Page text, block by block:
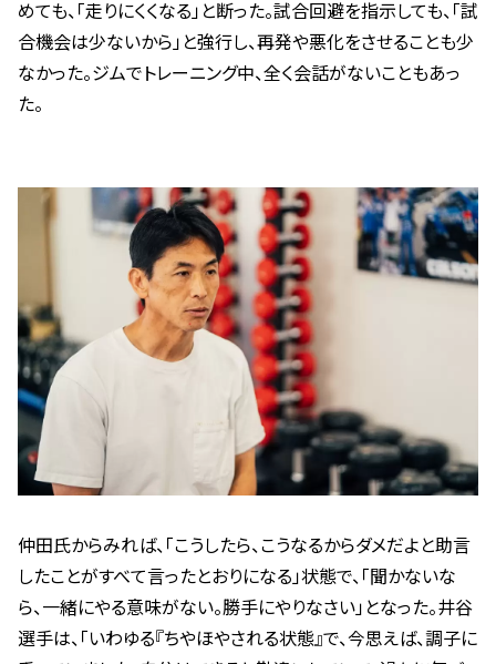
めても、「走りにくくなる」と断った。試合回避を指示しても、「試
合機会は少ないから」と強行し、再発や悪化をさせることも少
なかった。ジムでトレーニング中、全く会話がないこともあっ
た。
仲田氏からみれば、「こうしたら、こうなるからダメだよと助言
したことがすべて言ったとおりになる」状態で、「聞かないな
ら、一緒にやる意味がない。勝手にやりなさい」となった。井谷
選手は、「いわゆる『ちやほやされる状態』で、今思えば、調子に